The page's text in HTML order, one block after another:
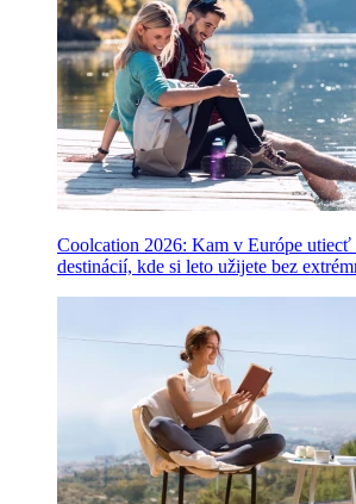
Coolcation 2026: Kam v Európe utiecť
destinácií, kde si leto užijete bez